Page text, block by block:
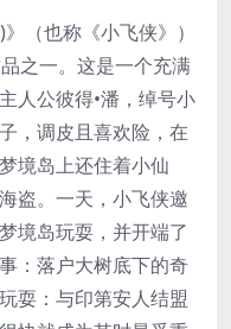
（也称《小飞侠》）
之一。这是一个充满
人公彼得•潘，绰号小
，调皮且喜欢险，在
境岛上还住着小仙
盗。一天，小飞侠邀
境岛玩耍，并开端了
：落户大树底下的奇
耍：与印第安人结盟